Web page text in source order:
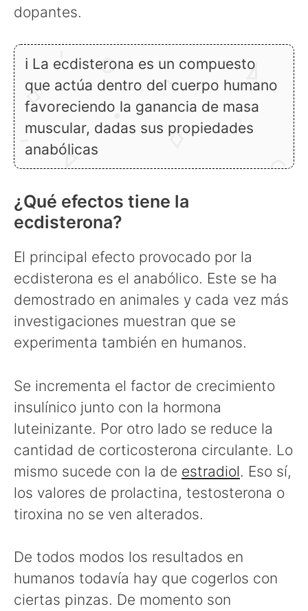
dopantes.
ℹ La ecdisterona es un compuesto
que actúa dentro del cuerpo humano
favoreciendo la ganancia de masa
muscular, dadas sus propiedades
anabólicas
¿Qué efectos tiene la
ecdisterona?
El principal efecto provocado por la
ecdisterona es el anabólico. Este se ha
demostrado en animales y cada vez más
investigaciones muestran que se
experimenta también en humanos.
Se incrementa el factor de crecimiento
insulínico junto con la hormona
luteinizante. Por otro lado se reduce la
cantidad de corticosterona circulante. Lo
mismo sucede con la de estradiol. Eso sí,
los valores de prolactina, testosterona o
tiroxina no se ven alterados.
De todos modos los resultados en
humanos todavía hay que cogerlos con
ciertas pinzas. De momento son